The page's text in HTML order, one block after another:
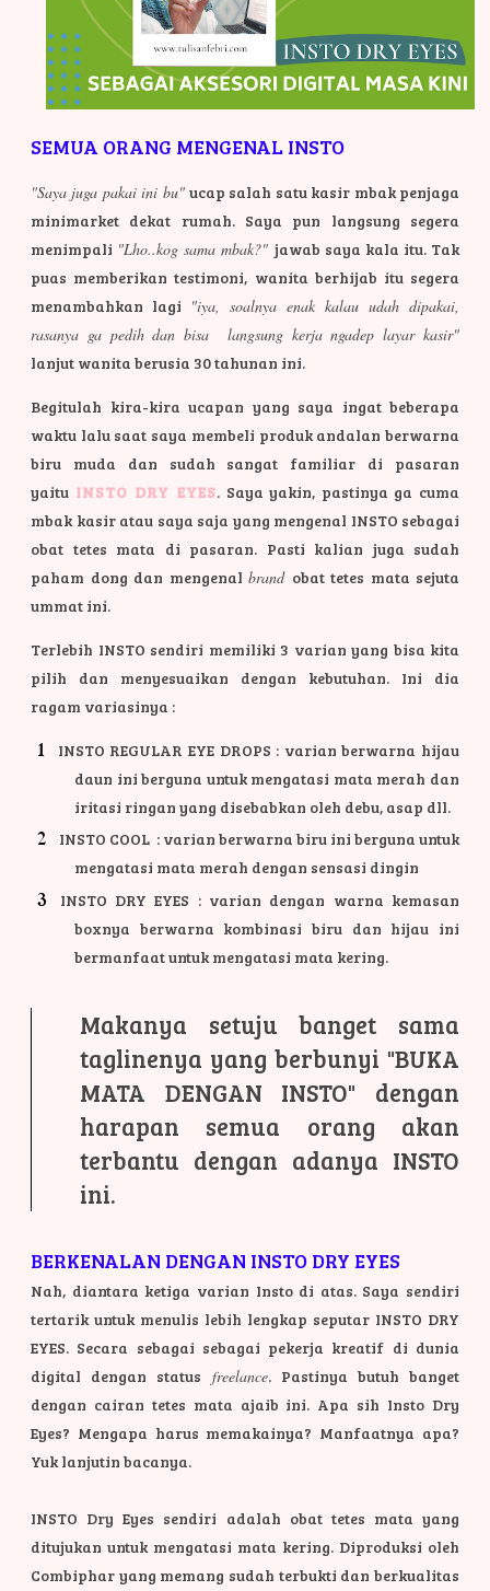
SEMUA ORANG MENGENAL INSTO
"Saya juga pakai ini bu" ucap salah satu kasir mbak penjaga
minimarket dekat rumah. Saya pun langsung segera
menimpali "Lho..kog sama mbak?" jawab saya kala itu. Tak
puas memberikan testimoni, wanita berhijab itu segera
menambahkan lagi "iya, soalnya enak kalau udah dipakai,
rasanya ga pedih dan bisa langsung kerja ngadep layar kasir"
lanjut wanita berusia 30 tahunan ini.
Begitulah kira-kira ucapan yang saya ingat beberapa
waktu lalu saat saya membeli produk andalan berwarna
biru muda dan sudah sangat familiar di pasaran
yaitu INSTO DRY EYES. Saya yakin, pastinya ga cuma
mbak kasir atau saya saja yang mengenal INSTO sebagai
obat tetes mata di pasaran. Pasti kalian juga sudah
paham dong dan mengenal brand obat tetes mata sejuta
ummat ini.
Terlebih INSTO sendiri memiliki 3 varian yang bisa kita
pilih dan menyesuaikan dengan kebutuhan. Ini dia
ragam variasinya :
INSTO REGULAR EYE DROPS : varian berwarna hijau
daun ini berguna untuk mengatasi mata merah dan
iritasi ringan yang disebabkan oleh debu, asap dll.
INSTO COOL : varian berwarna biru ini berguna untuk
mengatasi mata merah dengan sensasi dingin
INSTO DRY EYES : varian dengan warna kemasan
boxnya berwarna kombinasi biru dan hijau ini
bermanfaat untuk mengatasi mata kering.
Makanya setuju banget sama
taglinenya yang berbunyi "BUKA
MATA DENGAN INSTO" dengan
harapan semua orang akan
terbantu dengan adanya INSTO
ini.
BERKENALAN DENGAN INSTO DRY EYES
Nah, diantara ketiga varian Insto di atas. Saya sendiri
tertarik untuk menulis lebih lengkap seputar INSTO DRY
EYES. Secara sebagai sebagai pekerja kreatif di dunia
digital dengan status freelance. Pastinya butuh banget
dengan cairan tetes mata ajaib ini. Apa sih Insto Dry
Eyes? Mengapa harus memakainya? Manfaatnya apa?
Yuk lanjutin bacanya.
INSTO Dry Eyes sendiri adalah obat tetes mata yang
ditujukan untuk mengatasi mata kering. Diproduksi oleh
Combiphar yang memang sudah terbukti dan berkualitas